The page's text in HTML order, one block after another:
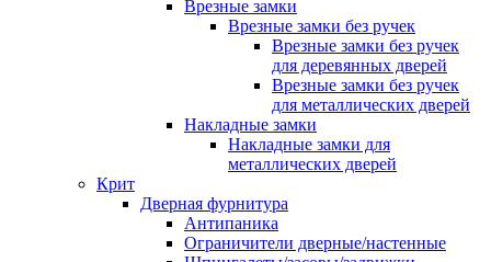
Врезные замки
Врезные замки без ручек
Врезные замки без ручек
для деревянных дверей
Врезные замки без ручек
для металлических дверей
Накладные замки
Накладные замки для
металлических дверей
Крит
Дверная фурнитура
Антипаника
Ограничители дверные/настенные